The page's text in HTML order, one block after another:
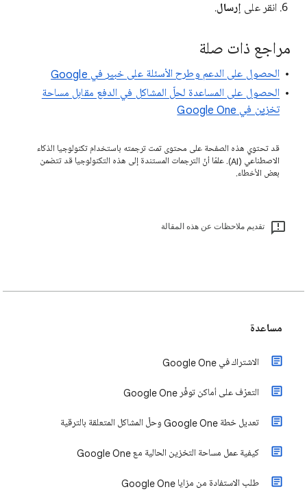
انقر على إرسال.
مراجع ذات صلة
الحصول على الدعم وطرح الأسئلة على خبير في Google
الحصول على المساعدة لحلّ المشاكل في الدفع مقابل مساحة
تخزين في Google One
قد تحتوي هذه الصفحة على محتوى تمت ترجمته باستخدام تكنولوجيا الذكاء
الاصطناعي (AI). علمًا أنّ الترجمات المستندة إلى هذه التكنولوجيا قد تتضمن
بعض الأخطاء.
تقديم ملاحظات عن هذه المقالة
مساعدة
الاشتراك في Google One
التعرّف على أماكن توفّر Google One
تعديل خطة Google One وحلّ المشاكل المتعلقة بالترقية
كيفية عمل مساحة التخزين الحالية مع Google One
طلب الاستفادة من مزايا Google One